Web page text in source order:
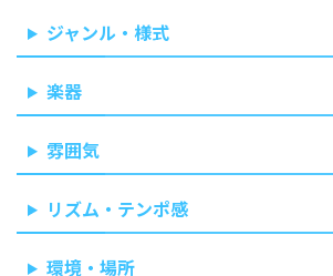
ジャンル・様式
楽器
雰囲気
リズム・テンポ感
環境・場所